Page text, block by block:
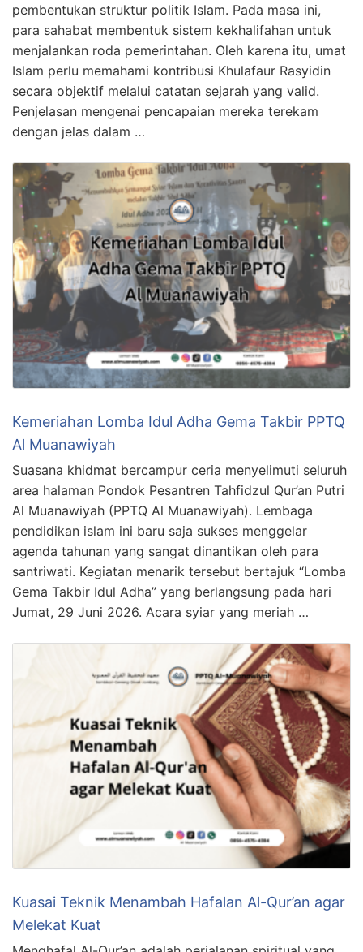
pembentukan struktur politik Islam. Pada masa ini,
para sahabat membentuk sistem kekhalifahan untuk
menjalankan roda pemerintahan. Oleh karena itu, umat
Islam perlu memahami kontribusi Khulafaur Rasyidin
secara objektif melalui catatan sejarah yang valid.
Penjelasan mengenai pencapaian mereka terekam
dengan jelas dalam …
Kemeriahan Lomba Idul Adha Gema Takbir PPTQ
Al Muanawiyah
Suasana khidmat bercampur ceria menyelimuti seluruh
area halaman Pondok Pesantren Tahfidzul Qur’an Putri
Al Muanawiyah (PPTQ Al Muanawiyah). Lembaga
pendidikan islam ini baru saja sukses menggelar
agenda tahunan yang sangat dinantikan oleh para
santriwati. Kegiatan menarik tersebut bertajuk “Lomba
Gema Takbir Idul Adha” yang berlangsung pada hari
Jumat, 29 Juni 2026. Acara syiar yang meriah …
Kuasai Teknik Menambah Hafalan Al-Qur’an agar
Melekat Kuat